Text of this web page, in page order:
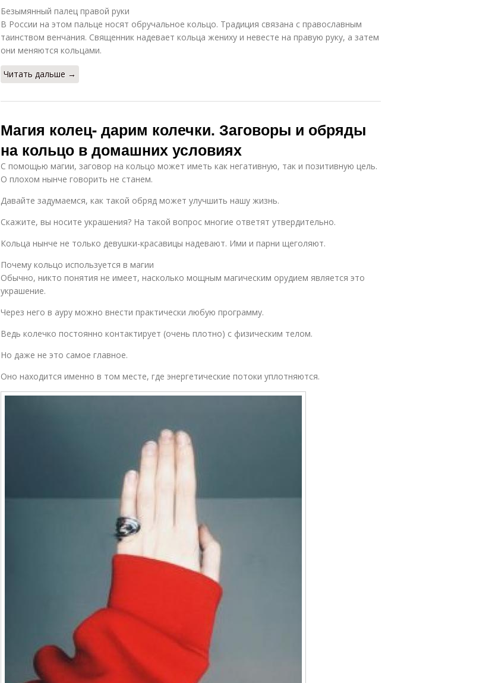
Безымянный палец правой руки
В России на этом пальце носят обручальное кольцо. Традиция связана с православным
таинством венчания. Священник надевает кольца жениху и невесте на правую руку, а затем
они меняются кольцами.
Читать дальше →
Магия колец- дарим колечки. Заговоры и обряды
на кольцо в домашних условиях
С помощью магии, заговор на кольцо может иметь как негативную, так и позитивную цель.
О плохом нынче говорить не станем.
Давайте задумаемся, как такой обряд может улучшить нашу жизнь.
Скажите, вы носите украшения? На такой вопрос многие ответят утвердительно.
Кольца нынче не только девушки-красавицы надевают. Ими и парни щеголяют.
Почему кольцо используется в магии
Обычно, никто понятия не имеет, насколько мощным магическим орудием является это
украшение.
Через него в ауру можно внести практически любую программу.
Ведь колечко постоянно контактирует (очень плотно) с физическим телом.
Но даже не это самое главное.
Оно находится именно в том месте, где энергетические потоки уплотняются.